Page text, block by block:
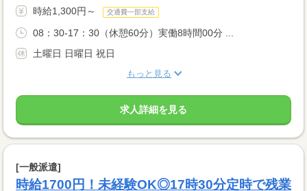
時給1,300円～ 交通費一部支給
08：30-17：30（休憩60分）実働8時間00分 ...
土曜日 日曜日 祝日
もっと見る
求人詳細を見る
[一般派遣]
時給1700円！未経験OK◎17時30分定時で残業